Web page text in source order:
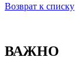
Возврат к списку
ВАЖНО